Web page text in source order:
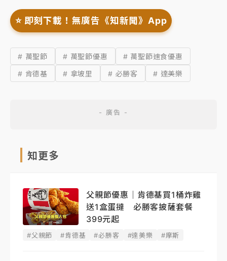
⭐️ 即刻下載！無廣告《知新聞》App
# 萬聖節 # 萬聖節優惠
# 萬聖節速食優惠
# 肯德基
# 拿坡里 # 必勝客 # 達美樂
知更多
父親節優惠｜肯德基買1桶炸雞
送1盒蛋撻 必勝客披薩套餐
399元起
#父親節 #肯德基 #必勝客 #達美樂 #摩斯